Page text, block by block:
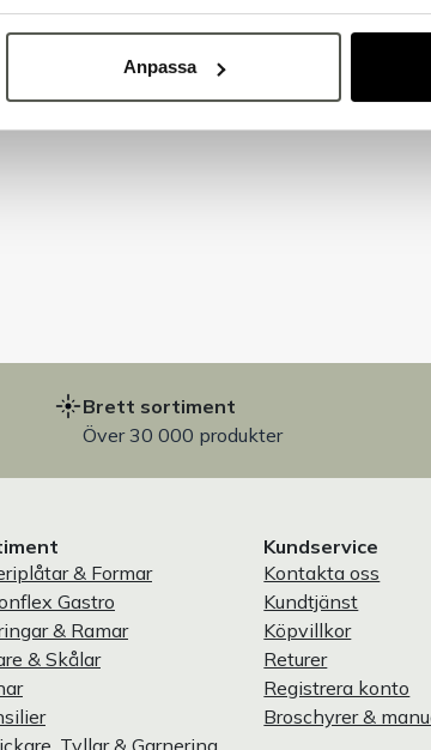
Anpassa
Brett sortiment
Över 30 000 produkter
& Formar
Gastro
& Ramar
& Skålar
Tyllar & Garnering
Kundservice
Kontakta oss
Kundtjänst
Köpvillkor
Returer
Registrera konto
Broschyrer &